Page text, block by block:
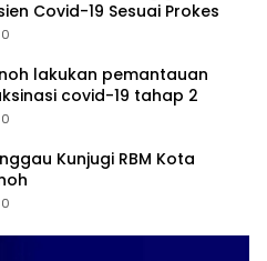
Covid-19 Sesuai Prokes
0
lakukan pemantauan
covid-19 tahap 2
0
Kunjugi RBM Kota
0